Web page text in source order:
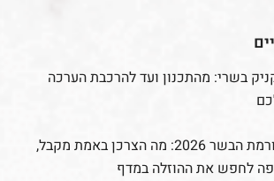
בשרי: מהתכנון ועד להרכבת הערכה
רפורמת הבשר 2026: מה הצרכן באמת מקבל,
לחפש את ההוזלה במדף